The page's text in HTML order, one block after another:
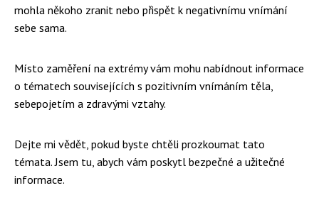
mohla někoho zranit nebo přispět k negativnímu vnímání
sebe sama.
Místo zaměření na extrémy vám mohu nabídnout informace
o tématech souvisejících s pozitivním vnímáním těla,
sebepojetím a zdravými vztahy.
Dejte mi vědět, pokud byste chtěli prozkoumat tato
témata. Jsem tu, abych vám poskytl bezpečné a užitečné
informace.